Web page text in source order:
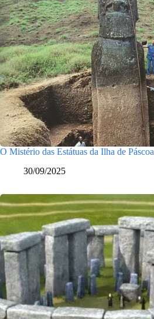
O Mistério das Estátuas da Ilha de Páscoa
30/09/2025